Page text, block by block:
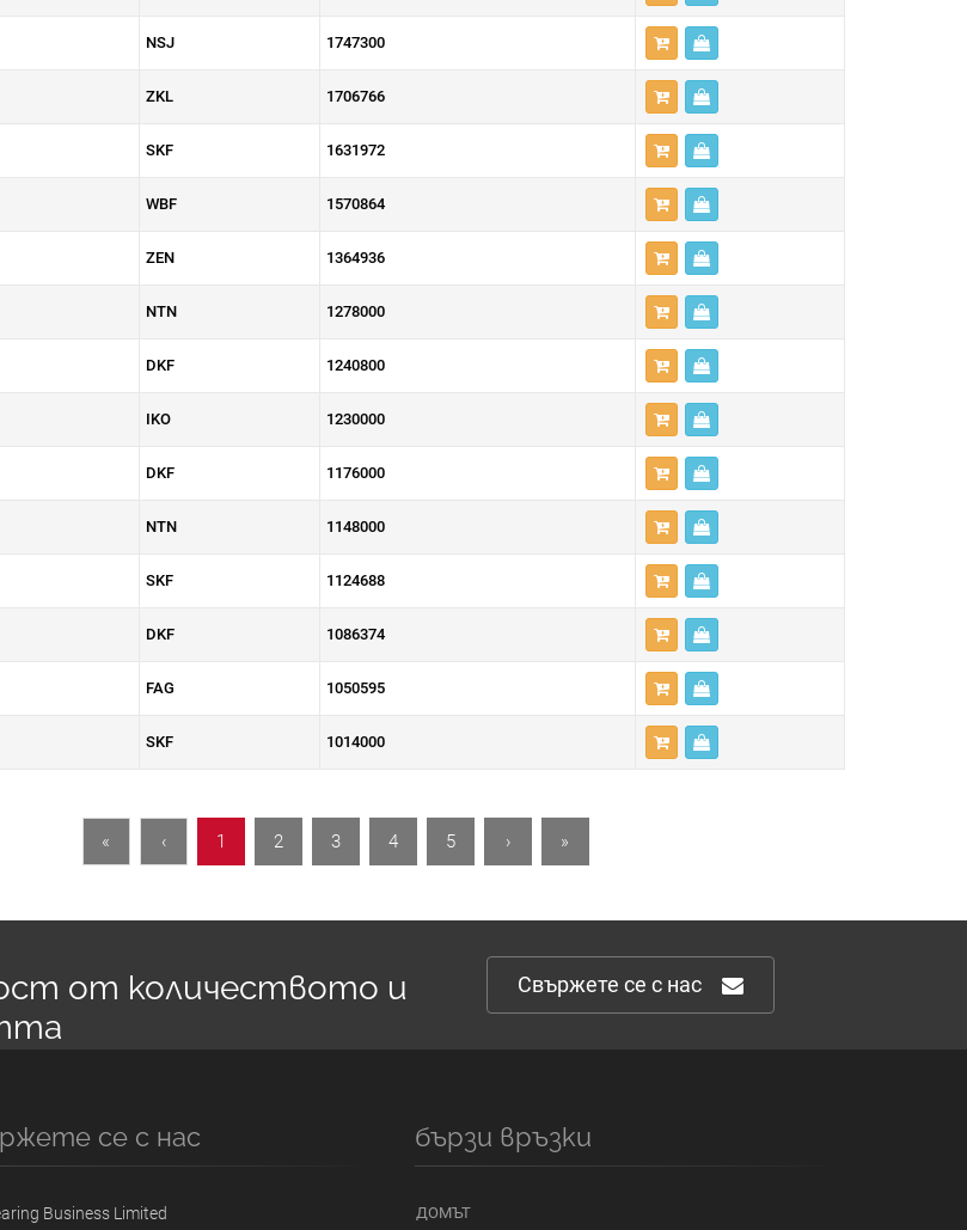
NSJ 1747300
ZKL 1706766
SKF 1631972
WBF 1570864
ZEN 1364936
NTN 1278000
DKF 1240800
IKO 1230000
DKF 1176000
NTN 1148000
SKF 1124688
DKF 1086374
FAG 1050595
SKF 1014000
« ‹ 1 2 3 4 5 › »
от количеството и
Свържете се с нас
се с нас
Business Limited
бързи връзки
ДОМЪТ